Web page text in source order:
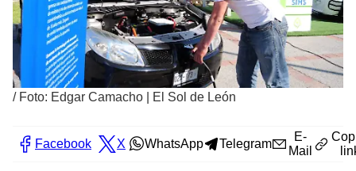
/ Foto: Edgar Camacho | El Sol de León
Facebook X WhatsApp Telegram
E-
Mail